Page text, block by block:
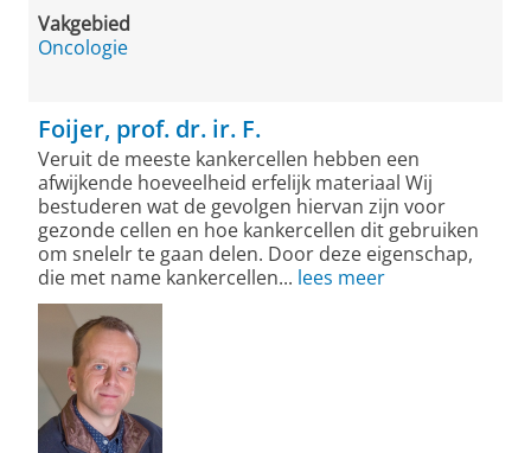
Vakgebied
Oncologie
Foijer, prof. dr. ir. F.
Veruit de meeste kankercellen hebben een
afwijkende hoeveelheid erfelijk materiaal Wij
bestuderen wat de gevolgen hiervan zijn voor
gezonde cellen en hoe kankercellen dit gebruiken
om snelelr te gaan delen. Door deze eigenschap,
die met name kankercellen... lees meer